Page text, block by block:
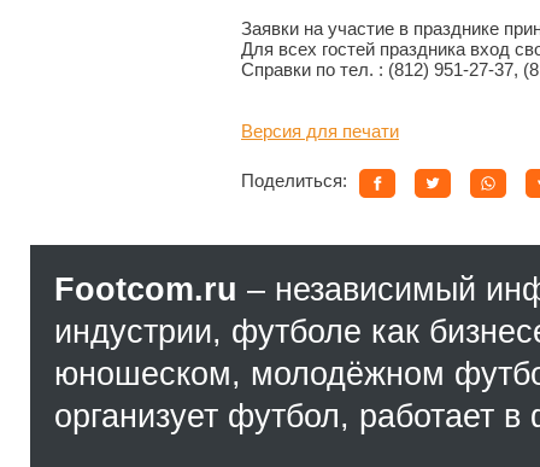
Заявки на участие в празднике
Для всех гостей праздника вход
Справки по тел. : (812) 951-27-37,
Версия для печати
Поделиться:
Footcom.ru – независимый
индустрии, футболе как
юношеском, молодёжном
организует футбол, работает